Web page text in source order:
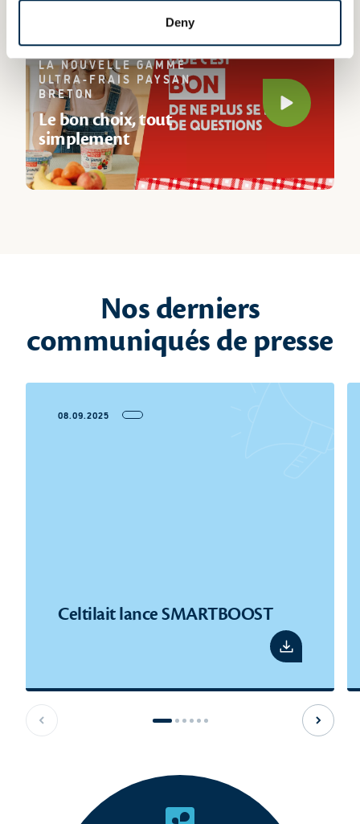
Deny
LA NOUVELLE GAMME
ULTRA-FRAIS PAYSAN
BRETON
Le bon choix, tout
simplement
Play video
Nos derniers
communiqués de presse
08.09.2025
Celtilait lance SMARTBOOST
Voir le pdf
Slide précédente Slide